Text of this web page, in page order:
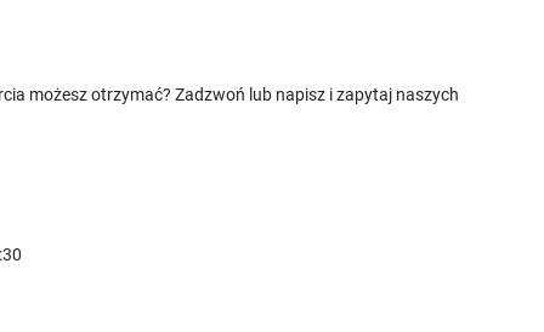
możesz otrzymać? Zadzwoń lub napisz i zapytaj naszych